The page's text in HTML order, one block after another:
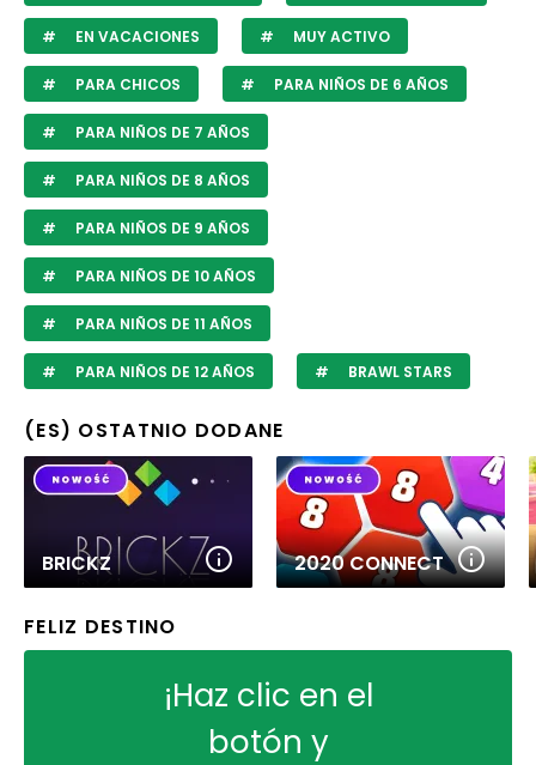
EN VACACIONES MUY ACTIVO
PARA CHICOS PARA NIÑOS DE 6 AÑOS
PARA NIÑOS DE 7 AÑOS
PARA NIÑOS DE 8 AÑOS
PARA NIÑOS DE 9 AÑOS
PARA NIÑOS DE 10 AÑOS
PARA NIÑOS DE 11 AÑOS
PARA NIÑOS DE 12 AÑOS BRAWL STARS
(ES) OSTATNIO DODANE
BRICKZ 2020 CONNECT
FELIZ DESTINO
¡Haz clic en el
botón y